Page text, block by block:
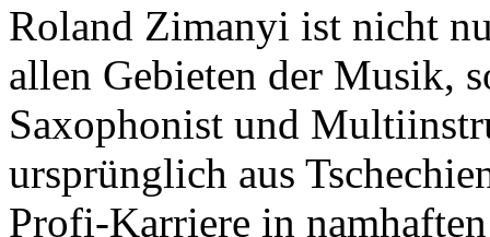
Geheimnisse, die
keine sind.
Ein Potpourrie professioneller Rezepte.
regionalen Küche. Nachkochbar,
immer mit der besonderen Note.
Roland Zimanyi ist nicht
allen Gebieten der Musik,
Saxophonist und
ursprünglich aus
Profi-Karriere in